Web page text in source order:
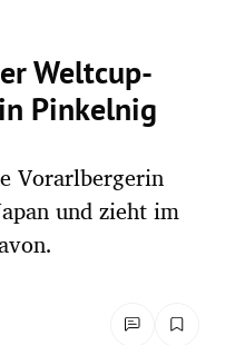
Weltcup-
Pinkelnig
Vorarlbergerin
und zieht im